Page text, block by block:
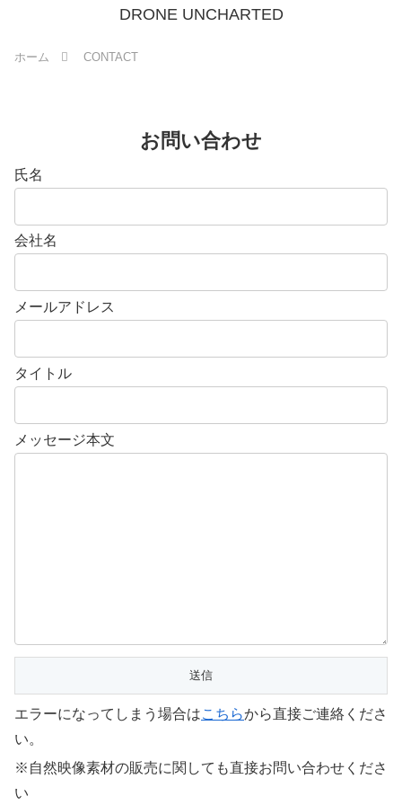
DRONE UNCHARTED
ホーム CONTACT
お問い合わせ
氏名
会社名
メールアドレス
タイトル
メッセージ本文
エラーになってしまう場合はこちらから直接ご連絡くださ
い。
※自然映像素材の販売に関しても直接お問い合わせくださ
い